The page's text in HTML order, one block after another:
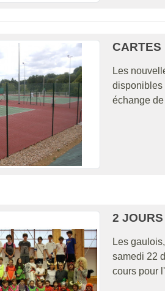
CARTES
Les
disponibles
échange
2
Les
samedi 22
cours pour